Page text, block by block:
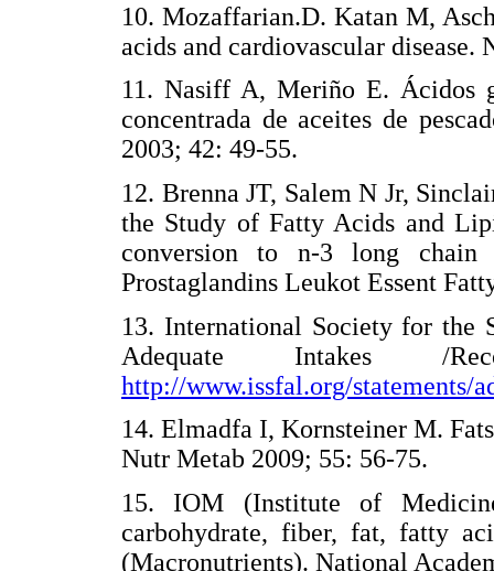
10. Mozaffarian.D. Katan M,
acids and cardiovascular
11. Nasiff A, Meriño E. Ácidos
concentrada de aceites de
2003; 42: 49-55.
12. Brenna JT, Salem N Jr,
the Study of Fatty Acids and
conversion to n-3 long chain
Prostaglandins Leukot Essent
13. International Society for the
Adequate Intakes /
http://www.issfal.org/statements/
14. Elmadfa I, Kornsteiner M.
Nutr Metab 2009; 55: 56-75.
15. IOM (Institute of
carbohydrate, fiber, fat, fatty
(Macronutrients). National